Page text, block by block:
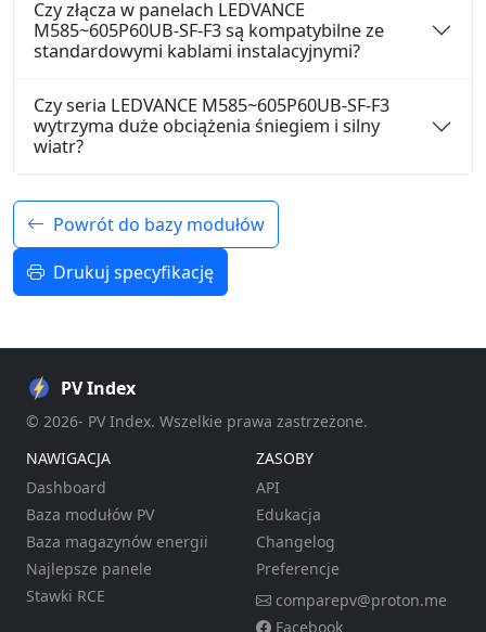
Czy złącza w panelach LEDVANCE
M585~605P60UB-SF-F3 są kompatybilne ze
standardowymi kablami instalacyjnymi?
Czy seria LEDVANCE M585~605P60UB-SF-F3
wytrzyma duże obciążenia śniegiem i silny
wiatr?
Powrót do bazy modułów
Drukuj specyfikację
PV Index
© 2026- PV Index. Wszelkie prawa zastrzeżone.
NAWIGACJA
Dashboard
Baza modułów PV
Baza magazynów energii
Najlepsze panele
Stawki RCE
ZASOBY
API
Edukacja
Changelog
Preferencje
comparepv@proton.me
Facebook